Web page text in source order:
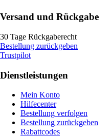
Versand und Rückgabe
30 Tage Rückgaberecht
Bestellung zurückgeben
Trustpilot
Dienstleistungen
Mein Konto
Hilfecenter
Bestellung verfolgen
Bestellung zurückgeben
Rabattcodes